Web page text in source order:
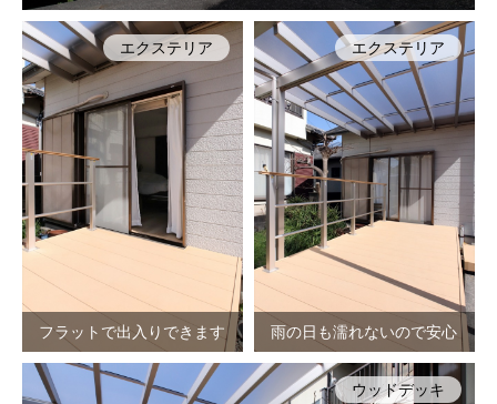
フラットで出入りできます
エクステリア
雨の日も濡れないので安心
エクステリア
ウッドデッキ